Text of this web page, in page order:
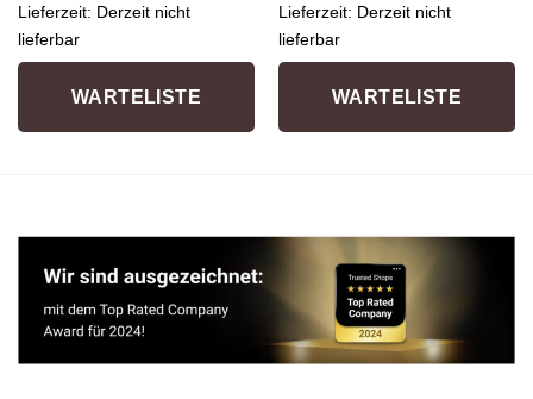
Lieferzeit: Derzeit nicht
lieferbar
WARTELISTE
Lieferzeit: Derzeit nicht
lieferbar
WARTELISTE